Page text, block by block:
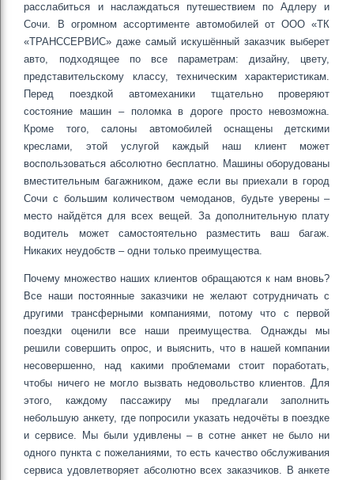
расслабиться и наслаждаться путешествием по Адлеру и
Сочи. В огромном ассортименте автомобилей от ООО «ТК
«ТРАНССЕРВИС» даже самый искушённый заказчик выберет
авто, подходящее по все параметрам: дизайну, цвету,
представительскому классу, техническим характеристикам.
Перед поездкой автомеханики тщательно проверяют
состояние машин – поломка в дороге просто невозможна.
Кроме того, салоны автомобилей оснащены детскими
креслами, этой услугой каждый наш клиент может
воспользоваться абсолютно бесплатно. Машины оборудованы
вместительным багажником, даже если вы приехали в город
Сочи с большим количеством чемоданов, будьте уверены –
место найдётся для всех вещей. За дополнительную плату
водитель может самостоятельно разместить ваш багаж.
Никаких неудобств – одни только преимущества.
Почему множество наших клиентов обращаются к нам вновь?
Все наши постоянные заказчики не желают сотрудничать с
другими трансферными компаниями, потому что с первой
поездки оценили все наши преимущества. Однажды мы
решили совершить опрос, и выяснить, что в нашей компании
несовершенно, над какими проблемами стоит поработать,
чтобы ничего не могло вызвать недовольство клиентов. Для
этого, каждому пассажиру мы предлагали заполнить
небольшую анкету, где попросили указать недочёты в поездке
и сервисе. Мы были удивлены – в сотне анкет не было ни
одного пункта с пожеланиями, то есть качество обслуживания
сервиса удовлетворяет абсолютно всех заказчиков. В анкете